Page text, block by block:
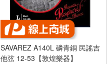
SAVAREZ A140L 磷青銅 民謠吉
他弦 12-53【敦煌樂器】